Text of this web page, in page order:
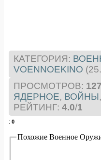
КАТЕГОРИЯ:
VOENNOEKINO
ПРОСМОТРОВ:
ЯДЕРНОЕ, ВОЙНЫ,
РЕЙТИНГ: 4.0/1
: 0
Похожие Военное